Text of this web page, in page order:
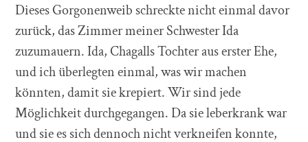
Dieses Gorgonenweib schreckte nicht einmal davor
zurück, das Zimmer meiner Schwester Ida
zuzumauern. Ida, Chagalls Tochter aus erster Ehe,
und ich überlegten einmal, was wir machen
könnten, damit sie krepiert. Wir sind jede
Möglichkeit durchgegangen. Da sie leberkrank war
und sie es sich dennoch nicht verkneifen konnte,